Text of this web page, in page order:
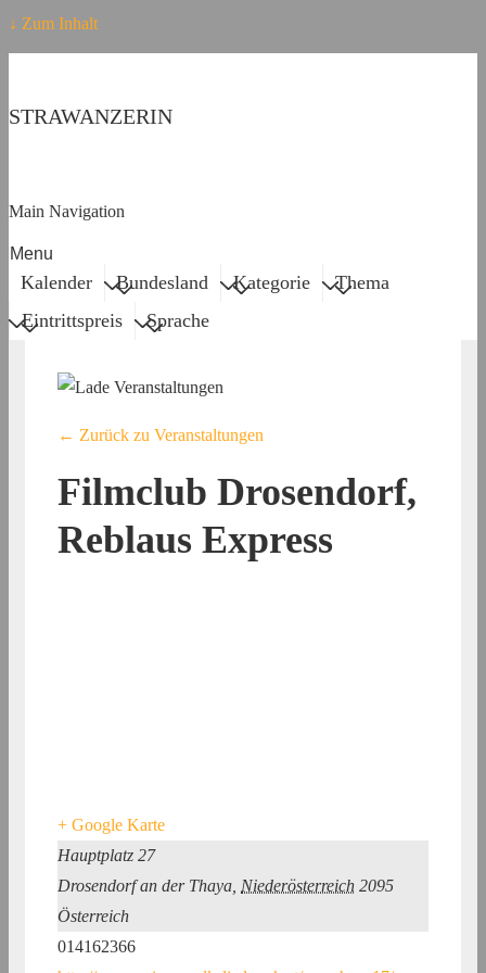
↓ Zum Inhalt
STRAWANZERIN
Main Navigation
Menu
Kalender Bundesland Kategorie
Thema
Eintrittspreis
Sprache
← Zurück zu Veranstaltungen
Filmclub Drosendorf,
Reblaus Express
+ Google Karte
Hauptplatz 27
Drosendorf an der Thaya Niederösterreich 2095
Österreich
014162366